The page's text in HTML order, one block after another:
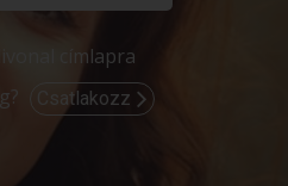
címlapra
Csatlakozz